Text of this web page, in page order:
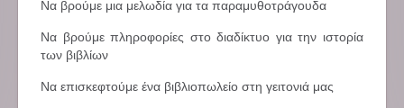
Να βρούμε μια μελωδία για τα παραμυθοτράγουδα
Να βρούμε πληροφορίες στο διαδίκτυο για την ιστορία
των βιβλίων
Να επισκεφτούμε ένα βιβλιοπωλείο στη γειτονιά μας